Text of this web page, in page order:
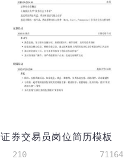
证券交易员岗位简历模板
210 71164